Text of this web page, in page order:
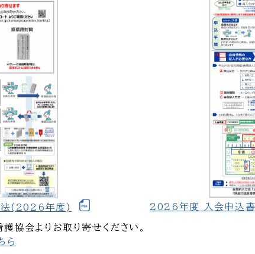
法(2026年度) 2026年度 入会申込書
協会よりお取り寄せください。
ら